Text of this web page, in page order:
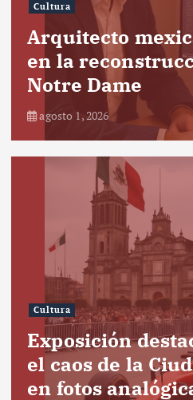
Cultura
Arquitecto
en la
Notre Dame
agosto 1, 2026
Cultura
Exposición
el caos de la
en fotos